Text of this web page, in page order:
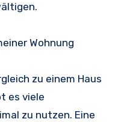
Wohnung
zu einem Haus
es viele
zu nutzen. Eine